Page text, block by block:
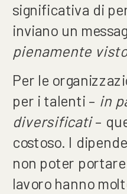
significativa di
inviano un
pienamente
Per le
per i talenti – in
diversificati–
costoso. I
non poter
lavoro hanno